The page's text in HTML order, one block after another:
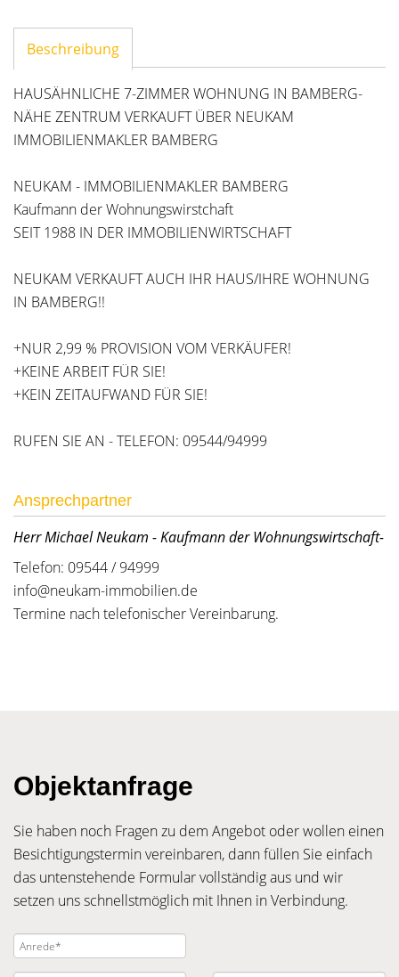
Beschreibung
HAUSÄHNLICHE 7-ZIMMER WOHNUNG IN BAMBERG-
NÄHE ZENTRUM VERKAUFT ÜBER NEUKAM
IMMOBILIENMAKLER BAMBERG
NEUKAM - IMMOBILIENMAKLER BAMBERG
Kaufmann der Wohnungswirstchaft
SEIT 1988 IN DER IMMOBILIENWIRTSCHAFT
NEUKAM VERKAUFT AUCH IHR HAUS/IHRE WOHNUNG
IN BAMBERG!!
+NUR 2,99 % PROVISION VOM VERKÄUFER!
+KEINE ARBEIT FÜR SIE!
+KEIN ZEITAUFWAND FÜR SIE!
RUFEN SIE AN - TELEFON: 09544/94999
Ansprechpartner
Herr Michael Neukam - Kaufmann der Wohnungswirtschaft-
Telefon: 09544 / 94999
info@neukam-immobilien.de
Termine nach telefonischer Vereinbarung.
Objektanfrage
Sie haben noch Fragen zu dem Angebot oder wollen einen
Besichtigungstermin vereinbaren, dann füllen Sie einfach
das untenstehende Formular vollständig aus und wir
setzen uns schnellstmöglich mit Ihnen in Verbindung.